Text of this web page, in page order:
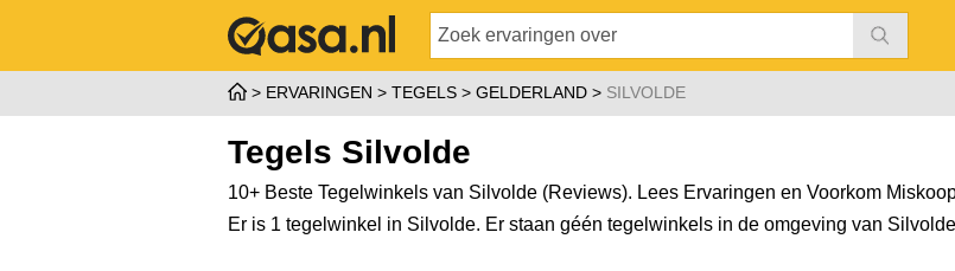
ERVARINGEN TEGELS GELDERLAND SILVOLDE
Tegels Silvolde
10+ Beste Tegelwinkels van Silvolde (Reviews). Lees Ervaringen en Voorkom
Er is 1 tegelwinkel in Silvolde. Er staan géén tegelwinkels in de omgeving van